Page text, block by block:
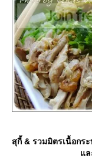
สุกี้ & รวมมิตรเนื้อกร
ล